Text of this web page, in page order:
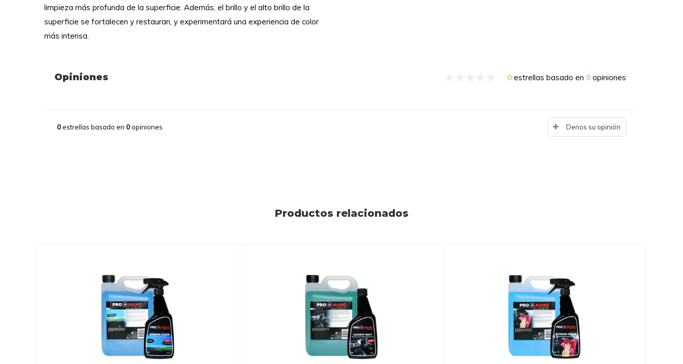
limpieza más profunda de la superficie. Además, el brillo y el alto brillo de la
superficie se fortalecen y restauran, y experimentará una experiencia de color
más intensa.
Opiniones 0 estrellas basado en 0 opiniones
0estrellas basado en 0opiniones Denos su opinión
Productos relacionados